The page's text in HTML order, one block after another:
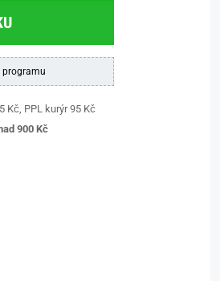
programu
Kč, PPL kurýr 95 Kč
900 Kč